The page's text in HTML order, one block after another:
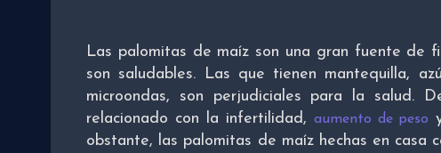
Las palomitas de maíz son una gran fuente de
son saludables. Las que tienen mantequilla,
microondas, son perjudiciales para la salud.
relacionado con la infertilidad, aumento de peso
obstante, las palomitas de maíz hechas en casa